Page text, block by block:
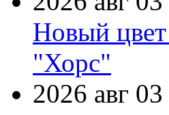
Новый
"Хорс"
2026 авг 03